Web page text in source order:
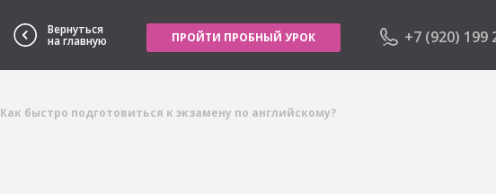
+7 (920) 199
Вернуться
на главную ПРОЙТИ ПРОБНЫЙ УРОК
Как быстро подготовиться к экзамену по английскому?